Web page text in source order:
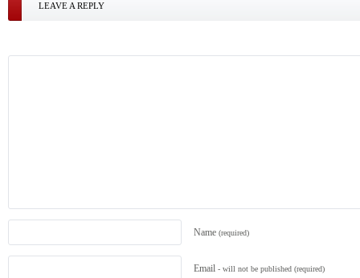
LEAVE A REPLY
Name (required)
Email - will not be published (required)